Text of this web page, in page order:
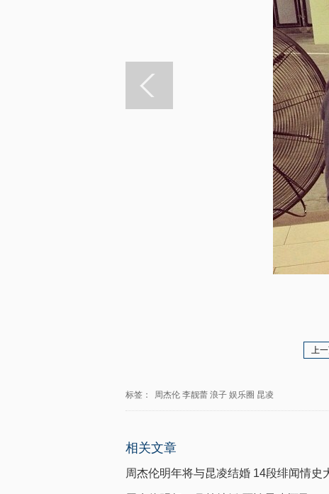
上
标签： 周杰伦 李靓蕾 浪子 娱乐圈 昆凌
相关文章
周杰伦明年将与昆凌结婚 14段绯闻情史